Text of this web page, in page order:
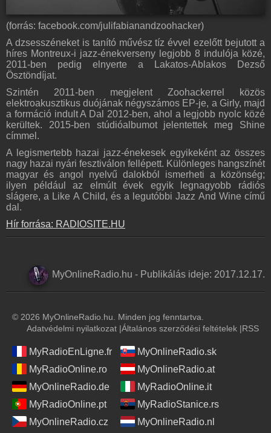
(forrás: facebook.com/julifabianandzoohacker)
A dzsesszéneket is tanító művész tíz évvel ezelőtt bejutott a
híres Montreux-i jazz-énekverseny legjobb 8 indulója közé,
2011-ben pedig elnyerte a Lakatos-Ablakos Dezső
Ösztöndíjat.
Szintén 2011-ben megjelent Zoohackerrel közös
elektroakusztikus duójának négyszámos EP-je, a Girly, majd
a formáció indult A Dal 2012-ben, ahol a legjobb nyolc közé
kerültek. 2015-ben stúdióalbumot jelentettek meg Shine
címmel.
A legismertebb hazai jazz-énekesek egyikeként az összes
nagy hazai nyári fesztiválon fellépett. Különleges hangszínét
magyar és angol nyelvű dalokból ismerheti a közönség;
ilyen például az elmúlt évek egyik legnagyobb rádiós
slágere, a Like A Child, és a legutóbbi Jazz And Wine című
dal.
Hír forrása: RADIOSITE.HU
MyOnlineRadio.hu - Publikálás ideje: 2017.12.17.
© 2026 MyOnlineRadio.hu. Minden jog fenntartva.
Adatvédelmi nyilatkozat |Általános szerződési feltételek |RSS
MyRadioEnLigne.fr
MyOnlineRadio.sk
MyRadioOnline.ro
MyOnlineRadio.at
MyOnlineRadio.de
MyRadioOnline.it
MyRadioOnline.pt
MyRadioStanice.rs
MyOnlineRadio.cz
MyOnlineRadio.nl